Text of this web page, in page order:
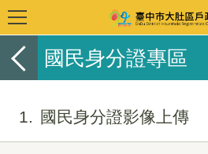
國民身分證專區
1 國民身分證影像上傳